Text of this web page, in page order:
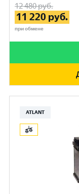
12 480руб.
11 220 руб.
при обмене
ATLANT